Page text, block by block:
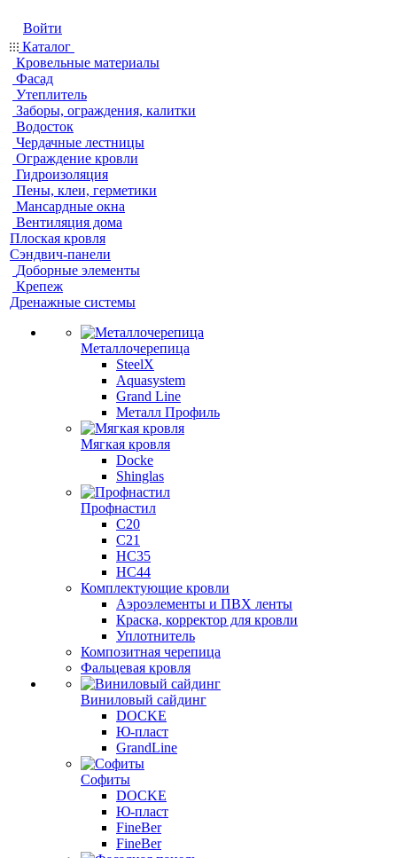
Войти
Каталог
Кровельные материалы
Фасад
Утеплитель
Заборы, ограждения, калитки
Водосток
Чердачные лестницы
Ограждение кровли
Гидроизоляция
Пены, клеи, герметики
Мансардные окна
Вентиляция дома
Плоская кровля
Сэндвич-панели
Доборные элементы
Крепеж
Дренажные системы
Металлочерепица
SteelX
Aquasystem
Grand Line
Металл Профиль
Мягкая кровля
Docke
Shinglas
Профнастил
C20
C21
НС35
НС44
Комплектующие кровли
Аэроэлементы и ПВХ ленты
Краска, корректор для кровли
Уплотнитель
Композитная черепица
Фальцевая кровля
Виниловый сайдинг
DOCKE
Ю-пласт
GrandLine
Софиты
DOCKE
Ю-пласт
FineBer
FineBer